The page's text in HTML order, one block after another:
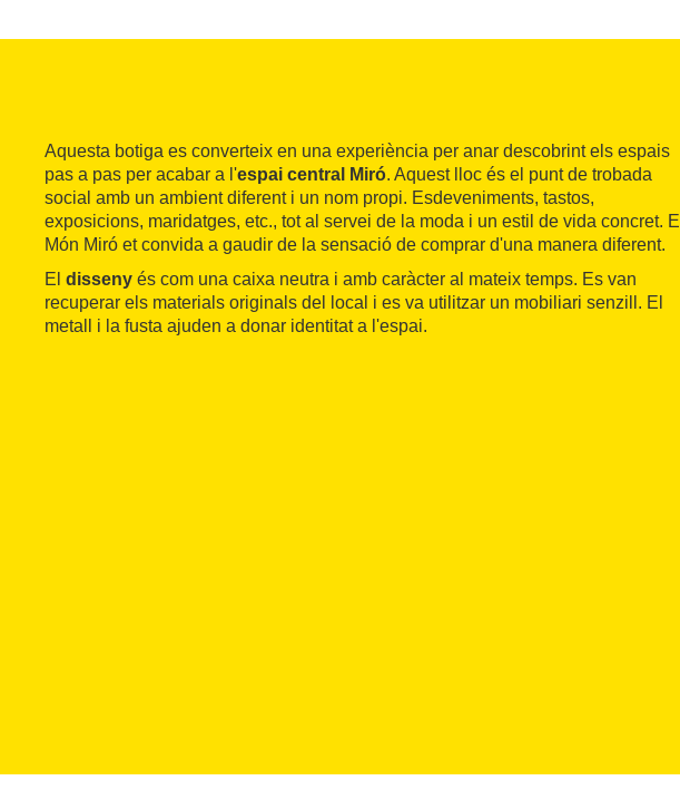
Aquesta botiga es converteix en una experiència per anar descobrint els espais
pas a pas per acabar a l'espai central Miró. Aquest lloc és el punt de trobada
social amb un ambient diferent i un nom propi. Esdeveniments, tastos,
exposicions, maridatges, etc., tot al servei de la moda i un estil de vida concret. El
Món Miró et convida a gaudir de la sensació de comprar d'una manera diferent.
El disseny és com una caixa neutra i amb caràcter al mateix temps. Es van
recuperar els materials originals del local i es va utilitzar un mobiliari senzill. El
metall i la fusta ajuden a donar identitat a l'espai.